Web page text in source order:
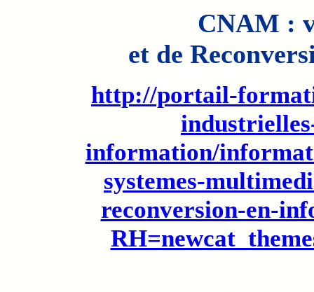
CNAM :
et de
http://portail-
information/
systemes-
reconversion-en-